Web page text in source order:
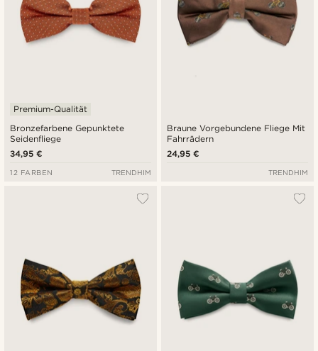
Bronzefarbene Gepunktete
Seidenfliege
Premium-Qualität
34,95 €
12 FARBEN TRENDHIM
Braune Vorgebundene Fliege Mit
Fahrrädern
24,95 €
TRENDHIM